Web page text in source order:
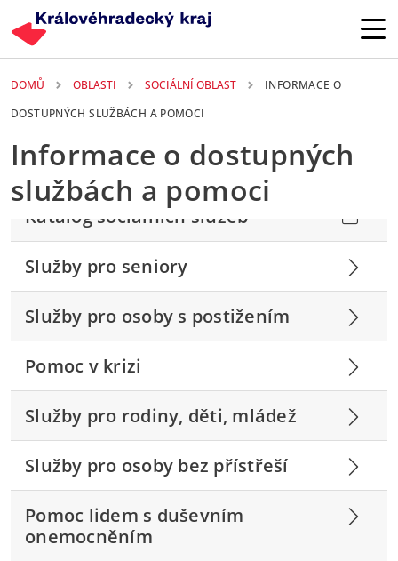
DOMŮ OBLASTI SOCIÁLNÍ OBLAST
INFORMACE O
DOSTUPNÝCH SLUŽBÁCH A POMOCI
Informace o dostupných
službách a pomoci
Katalog sociálních služeb
Služby pro seniory
Služby pro osoby s postižením
Pomoc v krizi
Služby pro rodiny, děti, mládež
Služby pro osoby bez přístřeší
Pomoc lidem s duševním
onemocněním